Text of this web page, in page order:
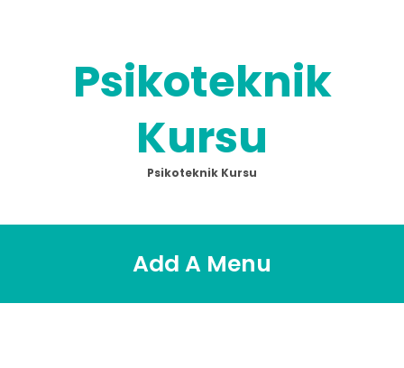
Psikoteknik
Kursu
Psikoteknik Kursu
Add A Menu